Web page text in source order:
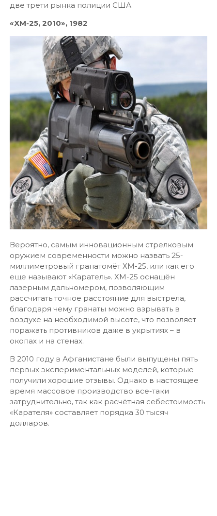
две трети рынка полиции США.
«XM-25, 2010», 1982
Вероятно, самым инновационным стрелковым
оружием современности можно назвать 25-
миллиметровый гранатомёт ХМ-25, или как его
еще называют «Каратель». ХМ-25 оснащён
лазерным дальномером, позволяющим
рассчитать точное расстояние для выстрела,
благодаря чему гранаты можно взрывать в
воздухе на необходимой высоте, что позволяет
поражать противников даже в укрытиях – в
окопах и на стенах.
В 2010 году в Афганистане были выпущены пять
первых экспериментальных моделей, которые
получили хорошие отзывы. Однако в настоящее
время массовое производство все-таки
затруднительно, так как расчётная себестоимость
«Карателя» составляет порядка 30 тысяч
долларов.